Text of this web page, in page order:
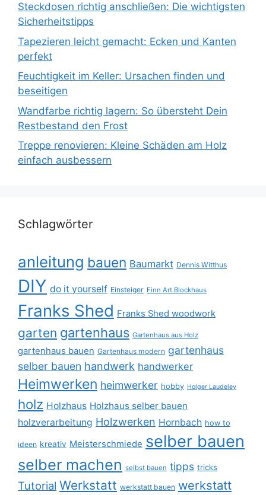
Steckdosen richtig anschließen: Die wichtigsten
Sicherheitstipps
Tapezieren leicht gemacht: Ecken und Kanten
perfekt
Feuchtigkeit im Keller: Ursachen finden und
beseitigen
Wandfarbe richtig lagern: So übersteht Dein
Restbestand den Frost
Treppe renovieren: Kleine Schäden am Holz
einfach ausbessern
Schlagwörter
anleitung bauen Baumarkt Dennis Witthus
DIY do it yourself Einsteiger Finn Art Blockhaus
Franks Shed Franks Shed woodwork
garten gartenhaus Gartenhaus aus Holz
gartenhaus bauen Gartenhaus modern gartenhaus
selber bauen handwerk handwerker
Heimwerken heimwerker hobby Holger Laudeley
holz Holzhaus Holzhaus selber bauen
holzverarbeitung Holzwerken Hornbach how to
ideen kreativ Meisterschmiede selber bauen
selber machen selbst bauen tipps tricks
Tutorial Werkstatt werkstatt bauen werkstatt